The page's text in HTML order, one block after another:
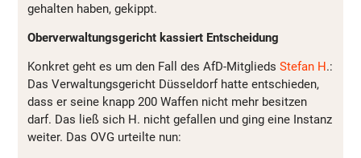
gehalten haben, gekippt.
Oberverwaltungsgericht kassiert Entscheidung
Konkret geht es um den Fall des AfD-Mitglieds Stefan H.:
Das Verwaltungsgericht Düsseldorf hatte entschieden,
dass er seine knapp 200 Waffen nicht mehr besitzen
darf. Das ließ sich H. nicht gefallen und ging eine Instanz
weiter. Das OVG urteilte nun: